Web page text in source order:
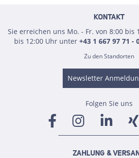
KONTAKT
Sie erreichen uns Mo. - Fr. von 8:00 bis
bis 12:00 Uhr unter +43 1 667 97 71 -
Zu den Standorten
Newsletter
Folgen Sie uns
ZAHLUNG &